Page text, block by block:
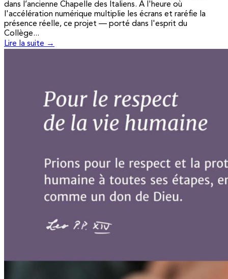
dans l’ancienne Chapelle des Italiens. À l'heure où
l'accélération numérique multiplie les écrans et raréfie la
présence réelle, ce projet — porté dans l'esprit du
Collège...
Lire la suite →